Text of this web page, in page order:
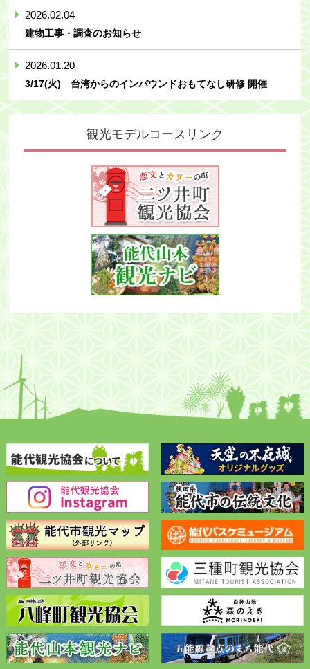
2026.02.04
建物工事・調査のお知らせ
2026.01.20
3/17(火) 台湾からのインバウンドおもてなし研修 開催
観光モデルコースリンク